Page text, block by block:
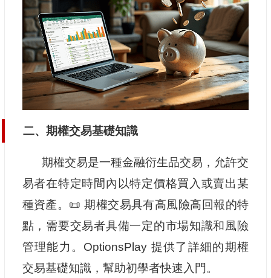
二、期權交易基礎知識
期權交易是一種金融衍生品交易，允許交
易者在特定時間內以特定價格買入或賣出某
種資產。📜 期權交易具有高風險高回報的特
點，需要交易者具備一定的市場知識和風險
管理能力。OptionsPlay 提供了詳細的期權
交易基礎知識，幫助初學者快速入門。